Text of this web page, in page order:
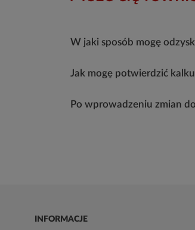
W jaki sposób mogę
Jak mogę potwierdzić
Po wprowadzeniu zmian
INFORMACJE